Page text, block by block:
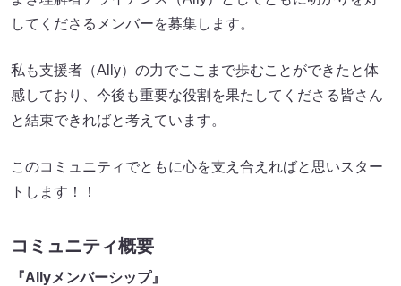
してくださるメンバーを募集します。
私も支援者（Ally）の力でここまで歩むことができたと体
感しており、今後も重要な役割を果たしてくださる皆さん
と結束できればと考えています。
このコミュニティでともに心を支え合えればと思いスター
トします！！
コミュニティ概要
『Allyメンバーシップ』